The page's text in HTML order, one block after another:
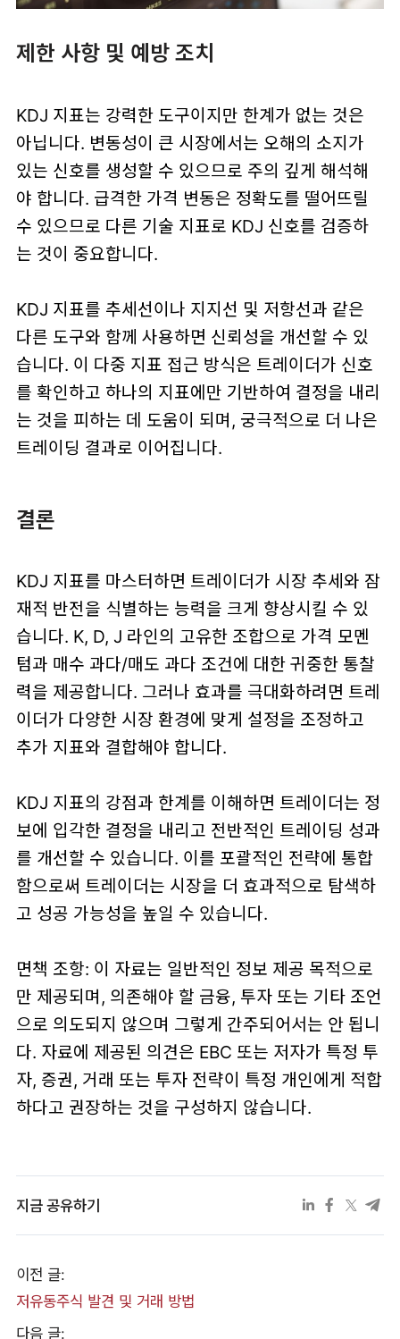
제한 사항 및 예방 조치
KDJ 지표는 강력한 도구이지만 한계가 없는 것은
아닙니다. 변동성이 큰 시장에서는 오해의 소지가
있는 신호를 생성할 수 있으므로 주의 깊게 해석해
야 합니다. 급격한 가격 변동은 정확도를 떨어뜨릴
수 있으므로 다른 기술 지표로 KDJ 신호를 검증하
는 것이 중요합니다.
KDJ 지표를 추세선이나 지지선 및 저항선과 같은
다른 도구와 함께 사용하면 신뢰성을 개선할 수 있
습니다. 이 다중 지표 접근 방식은 트레이더가 신호
를 확인하고 하나의 지표에만 기반하여 결정을 내리
는 것을 피하는 데 도움이 되며, 궁극적으로 더 나은
트레이딩 결과로 이어집니다.
결론
KDJ 지표를 마스터하면 트레이더가 시장 추세와 잠
재적 반전을 식별하는 능력을 크게 향상시킬 수 있
습니다. K, D, J 라인의 고유한 조합으로 가격 모멘
텀과 매수 과다/매도 과다 조건에 대한 귀중한 통찰
력을 제공합니다. 그러나 효과를 극대화하려면 트레
이더가 다양한 시장 환경에 맞게 설정을 조정하고
추가 지표와 결합해야 합니다.
KDJ 지표의 강점과 한계를 이해하면 트레이더는 정
보에 입각한 결정을 내리고 전반적인 트레이딩 성과
를 개선할 수 있습니다. 이를 포괄적인 전략에 통합
함으로써 트레이더는 시장을 더 효과적으로 탐색하
고 성공 가능성을 높일 수 있습니다.
면책 조항: 이 자료는 일반적인 정보 제공 목적으로
만 제공되며, 의존해야 할 금융, 투자 또는 기타 조언
으로 의도되지 않으며 그렇게 간주되어서는 안 됩니
다. 자료에 제공된 의견은 EBC 또는 저자가 특정 투
자, 증권, 거래 또는 투자 전략이 특정 개인에게 적합
하다고 권장하는 것을 구성하지 않습니다.
지금 공유하기
이전 글:
저유동주식 발견 및 거래 방법
다음 글: